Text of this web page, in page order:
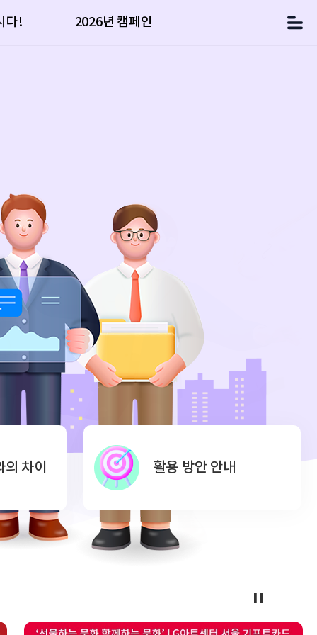
다! 2026년 캠페인
차이 활용 방안 안내